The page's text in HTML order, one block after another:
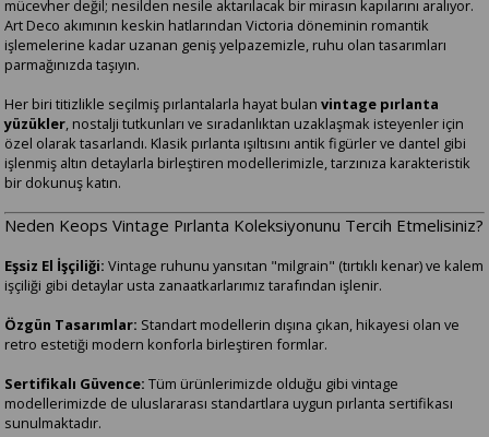
mücevher değil; nesilden nesile aktarılacak bir mirasın kapılarını aralıyor.
Art Deco akımının keskin hatlarından Victoria döneminin romantik
işlemelerine kadar uzanan geniş yelpazemizle, ruhu olan tasarımları
parmağınızda taşıyın.
Her biri titizlikle seçilmiş pırlantalarla hayat bulanvintage pırlanta
yüzükler, nostalji tutkunları ve sıradanlıktan uzaklaşmak isteyenler için
özel olarak tasarlandı. Klasik pırlanta ışıltısını antik figürler ve dantel gibi
işlenmiş altın detaylarla birleştiren modellerimizle, tarzınıza karakteristik
bir dokunuş katın.
Neden Keops Vintage Pırlanta Koleksiyonunu Tercih Etmelisiniz?
Eşsiz El İşçiliği: Vintage ruhunu yansıtan "milgrain" (tırtıklı kenar) ve kalem
işçiliği gibi detaylar usta zanaatkarlarımız tarafından işlenir.
Özgün Tasarımlar: Standart modellerin dışına çıkan, hikayesi olan ve
retro estetiği modern konforla birleştiren formlar.
Sertifikalı Güvence: Tüm ürünlerimizde olduğu gibi vintage
modellerimizde de uluslararası standartlara uygun pırlanta sertifikası
sunulmaktadır.